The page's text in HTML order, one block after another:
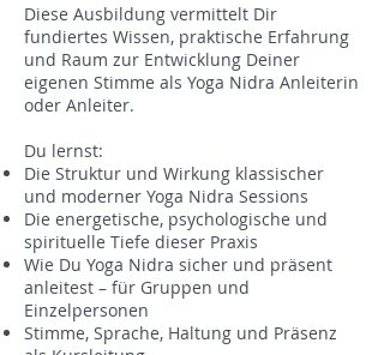
Diese Ausbildung vermittelt Dir
fundiertes Wissen, praktische Erfahrung
und Raum zur Entwicklung Deiner
eigenen Stimme als Yoga Nidra Anleiterin
oder Anleiter.
Du lernst:
Die Struktur und Wirkung klassischer
und moderner Yoga Nidra Sessions
Die energetische, psychologische und
spirituelle Tiefe dieser Praxis
Wie Du Yoga Nidra sicher und präsent
anleitest – für Gruppen und
Einzelpersonen
Stimme, Sprache, Haltung und Präsenz